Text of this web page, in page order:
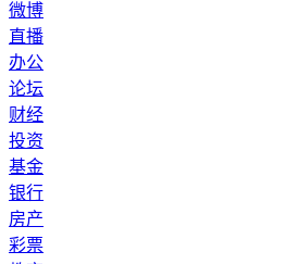
微博
直播
办公
论坛
财经
投资
基金
银行
房产
彩票